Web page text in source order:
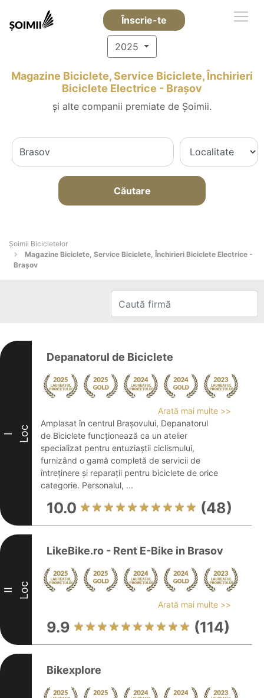
Înscrie-te
2025
Magazine Biciclete, Service Biciclete, Închirieri
Biciclete Electrice - Braşov
și alte companii premiate de Șoimii.
Căutare
Șoimii Bicicletelor
Magazine Biciclete, Service Biciclete, Închirieri Biciclete Electrice -
Braşov
I Loc
Depanatorul de Biciclete
Arată mai multe >>
Amplasat în centrul Brașovului, Depanatorul
de Biciclete funcționează ca un atelier
specializat pentru entuziaștii ciclismului,
furnizând o gamă completă de servicii de
întreținere și reparații pentru biciclete de orice
categorie. Personalul, ...
10.0 (48)
II Loc
LikeBike.ro - Rent E-Bike in Brasov
Arată mai multe >>
9.9 (114)
Bikexplore